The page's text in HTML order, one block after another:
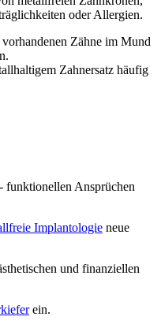
oder Allergien.
Zähne im Mund
Zahnersatz häufig
funktionellen Ansprüchen
Implantologie neue
und finanziellen
ein.